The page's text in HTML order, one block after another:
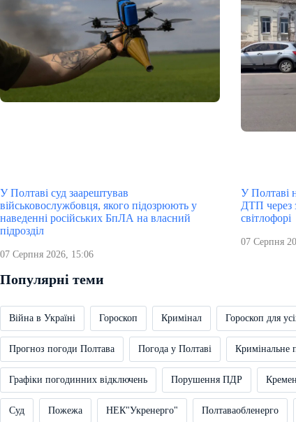
У Полтаві суд заарештував
військовослужбовця, якого підозрюють у
наведенні російських БпЛА на власний
підрозділ
07 Серпня 2026, 15:06
У Полтаві
ДТП через
світлофорі
07 Серпня
Популярні теми
Війна в Україні Гороскоп Кримінал Гороскоп для
Прогноз погоди Полтава Погода у Полтаві Кримінальне
Графіки погодинних відключень Порушення ПДР
Суд Пожежа НЕК"Укренерго" Полтаваобленерго